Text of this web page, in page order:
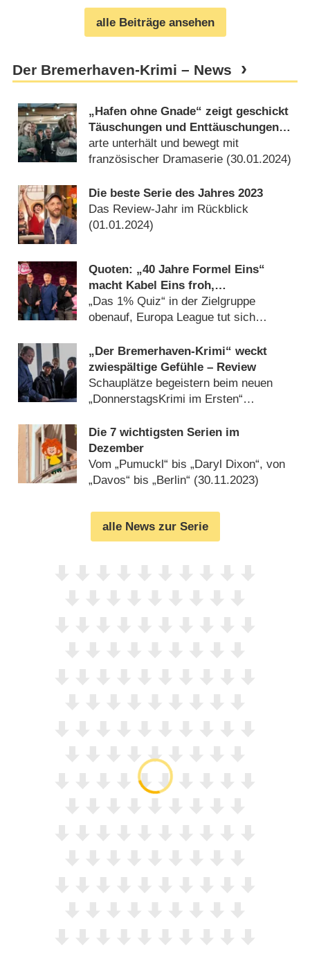
alle Beiträge ansehen
Der Bremerhaven-Krimi – News
„Hafen ohne Gnade“ zeigt geschickt
Täuschungen und Enttäuschungen –
Review
arte unterhält und bewegt mit
französischer Dramaserie (30.01.2024)
Die beste Serie des Jahres 2023
Das Review-Jahr im Rückblick
(01.01.2024)
Quoten: „40 Jahre Formel Eins“
macht Kabel Eins froh,
„Bremerhaven-Krimi“ knapp vor den
„Bergrettern“
„Das 1% Quiz“ in der Zielgruppe
obenauf, Europa League tut sich
„Der Bremerhaven-Krimi“ weckt
zwiespältige Gefühle – Review
Schauplätze begeistern beim neuen
„DonnerstagsKrimi im Ersten“
Die 7 wichtigsten Serien im
Dezember
Vom „Pumuckl“ bis „Daryl Dixon“, von
„Davos“ bis „Berlin“ (30.11.2023)
alle News zur Serie